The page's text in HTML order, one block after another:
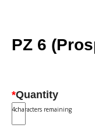
PZ 6
*Quantity
4characters remaining